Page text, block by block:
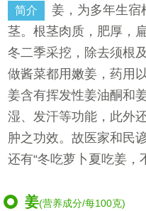
简介
姜，为多年生宿
茎。根茎肉质，肥厚，
冬二季采挖，除去须根
做酱菜都用嫩姜，药用
姜含有挥发性姜油酮和
湿、发汗等功能，此外
肿之功效。故医家和民
还有“冬吃萝卜夏吃姜，
姜(营养成分/每100克)